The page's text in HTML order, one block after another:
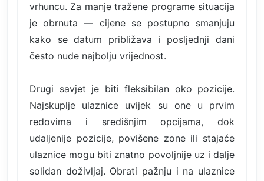
vrhuncu. Za manje tražene programe situacija
je obrnuta — cijene se postupno smanjuju
kako se datum približava i posljednji dani
često nude najbolju vrijednost.
Drugi savjet je biti fleksibilan oko pozicije.
Najskuplje ulaznice uvijek su one u prvim
redovima i središnjim opcijama, dok
udaljenije pozicije, povišene zone ili stajaće
ulaznice mogu biti znatno povoljnije uz i dalje
solidan doživljaj. Obrati pažnju i na ulaznice